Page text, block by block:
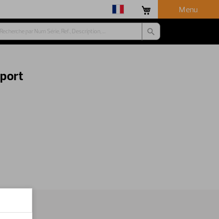
Menu